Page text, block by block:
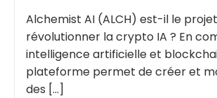
Alchemist AI (ALCH) est-il le
révolutionner la crypto IA ? En
intelligence artificielle et
plateforme permet de créer et
des [...]